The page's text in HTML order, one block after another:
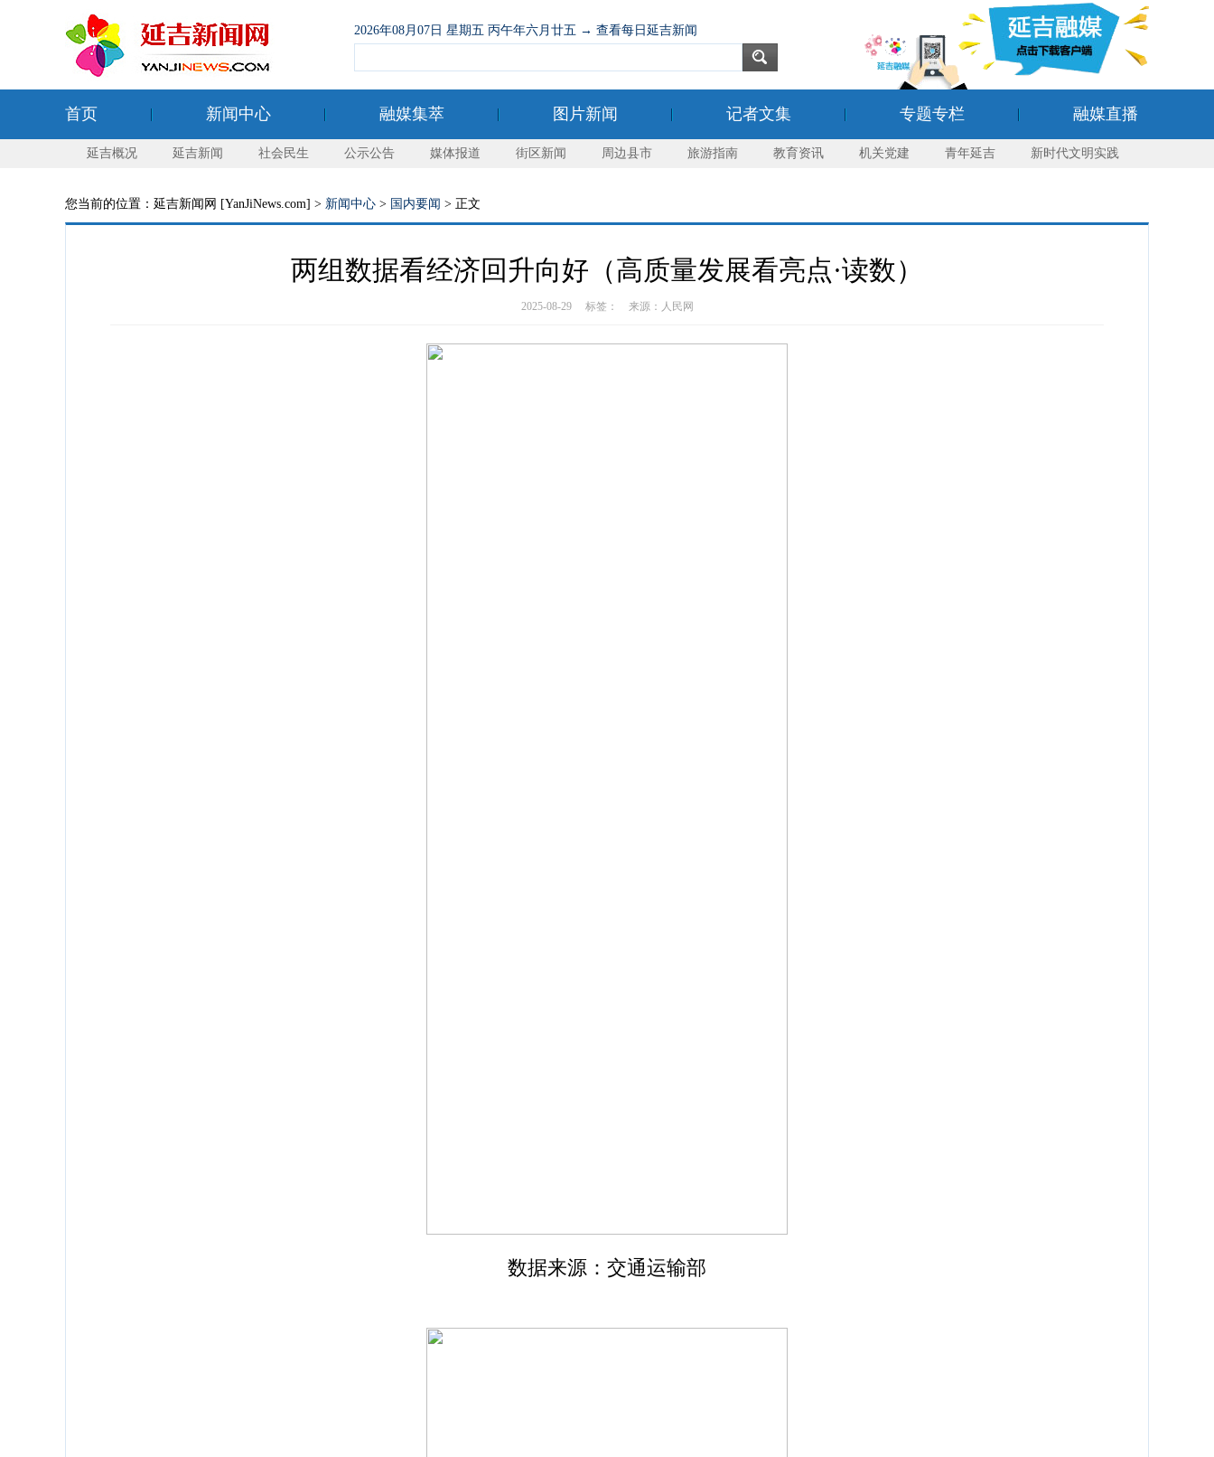
2026年08月07日 星期五 丙午年六月廿五 → 查看每日延吉新闻
首页 新闻中心 融媒集萃 图片新闻 记者文集 专题专栏 融媒直播
延吉概况 延吉新闻 社会民生 公示公告 媒体报道 街区新闻 周边县市 旅游指南 教育资讯 机关党建 青年延吉 新时代文明实践
您当前的位置：延吉新闻网 [YanJiNews.com] > 新闻中心 > 国内要闻 > 正文
两组数据看经济回升向好（高质量发展看亮点·读数）
2025-08-29 标签： 来源：人民网
数据来源：交通运输部